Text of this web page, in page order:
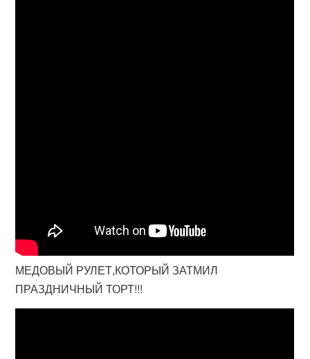
МЕДОВЫЙ РУЛЕТ,КОТОРЫЙ ЗАТМИЛ
ПРАЗДНИЧНЫЙ ТОРТ!!!